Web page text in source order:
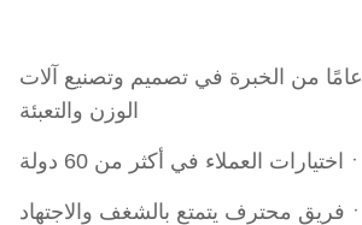
ㆍأكثر من 12 عامًا من الخبرة في تصميم وتصنيع آلات
الوزن والتعبئة
ㆍاختيارات العملاء في أكثر من 60 دولة
ㆍفريق محترف يتمتع بالشغف والاجتهاد